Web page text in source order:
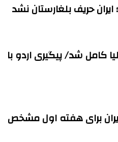
ایران حریف بلغارستان نشد
کامل شد/ پیگیری اردو با
ایران برای هفته اول مشخص